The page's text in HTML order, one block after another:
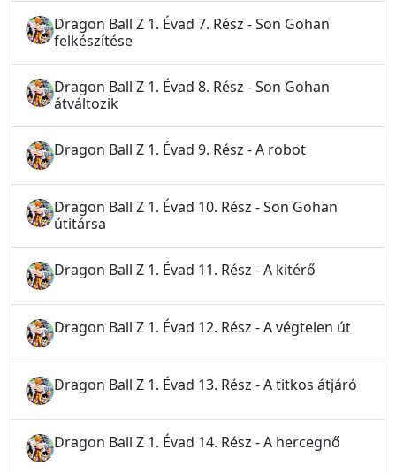
Dragon Ball Z 1. Évad 7. Rész - Son Gohan
felkészítése
Dragon Ball Z 1. Évad 8. Rész - Son Gohan
átváltozik
Dragon Ball Z 1. Évad 9. Rész - A robot
Dragon Ball Z 1. Évad 10. Rész - Son Gohan
útitársa
Dragon Ball Z 1. Évad 11. Rész - A kitérő
Dragon Ball Z 1. Évad 12. Rész - A végtelen út
Dragon Ball Z 1. Évad 13. Rész - A titkos átjáró
Dragon Ball Z 1. Évad 14. Rész - A hercegnő